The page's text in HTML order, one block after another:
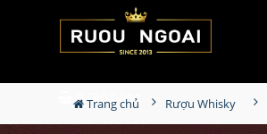
0 Giỏ hàng
Trang chủ Rượu Whisky